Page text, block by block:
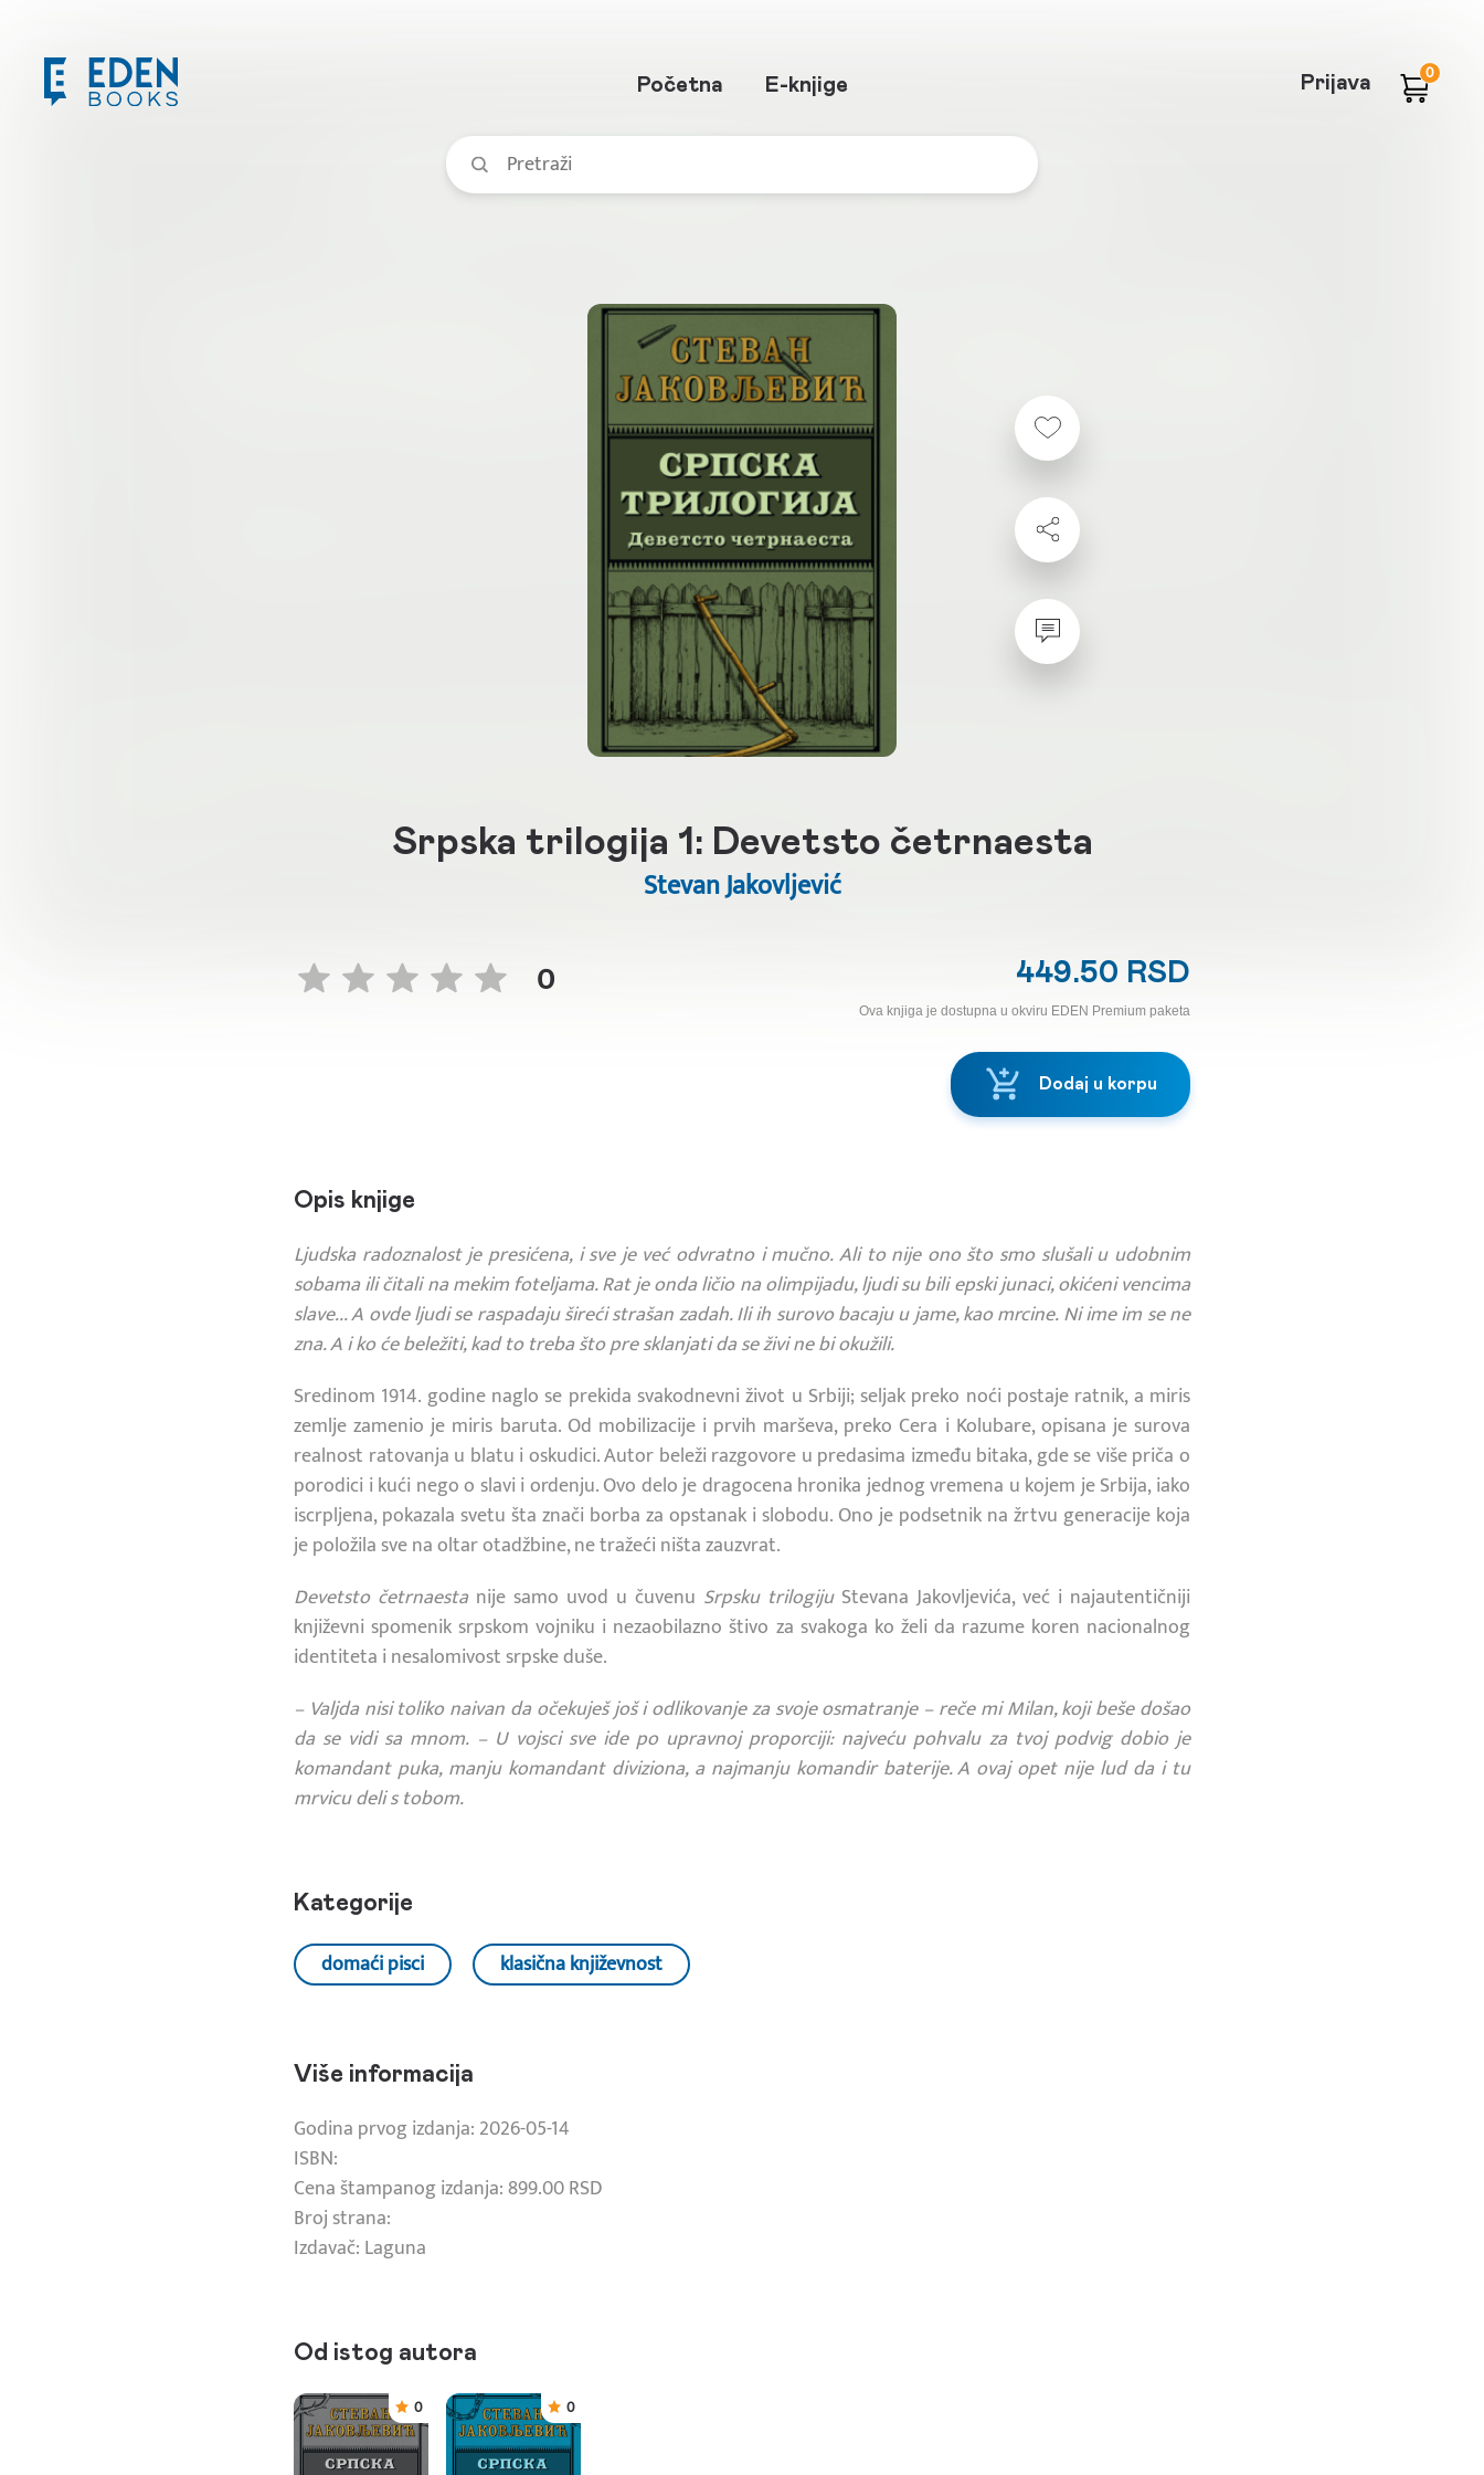
Početna E-knjige Prijava 0
Srpska trilogija 1: Devetsto četrnaesta
Stevan Jakovljević
0 449.50 RSD
Ova knjiga je dostupna u okviru EDEN Premium paketa
Dodaj u korpu
Opis knjige
Ljudska radoznalost je presićena, i sve je već odvratno i mučno. Ali to nije ono što smo slušali u udobnim
sobama ili čitali na mekim foteljama. Rat je onda ličio na olimpijadu, ljudi su bili epski junaci, okićeni vencima
slave... A ovde ljudi se raspadaju šireći strašan zadah. Ili ih surovo bacaju u jame, kao mrcine. Ni ime im se ne
zna. A i ko će beležiti, kad to treba što pre sklanjati da se živi ne bi okužili.
Sredinom 1914. godine naglo se prekida svakodnevni život u Srbiji; seljak preko noći postaje ratnik, a miris
zemlje zamenio je miris baruta. Od mobilizacije i prvih marševa, preko Cera i Kolubare, opisana je surova
realnost ratovanja u blatu i oskudici. Autor beleži razgovore u predasima između bitaka, gde se više priča o
porodici i kući nego o slavi i ordenju. Ovo delo je dragocena hronika jednog vremena u kojem je Srbija, iako
iscrpljena, pokazala svetu šta znači borba za opstanak i slobodu. Ono je podsetnik na žrtvu generacije koja
je položila sve na oltar otadžbine, ne tražeći ništa zauzvrat.
Devetsto četrnaestanije samo uvod u čuvenu Srpsku trilogijuStevana Jakovljevića, već i najautentičniji
književni spomenik srpskom vojniku i nezaobilazno štivo za svakoga ko želi da razume koren nacionalnog
identiteta i nesalomivost srpske duše.
– Valjda nisi toliko naivan da očekuješ još i odlikovanje za svoje osmatranje – reče mi Milan, koji beše došao
da se vidi sa mnom. – U vojsci sve ide po upravnoj proporciji: najveću pohvalu za tvoj podvig dobio je
komandant puka, manju komandant diviziona, a najmanju komandir baterije. A ovaj opet nije lud da i tu
mrvicu deli s tobom.
Kategorije
domaći pisci klasična književnost
Više informacija
Godina prvog izdanja: 2026-05-14
ISBN:
Cena štampanog izdanja: 899.00 RSD
Broj strana:
Izdavač: Laguna
Od istog autora
0 0